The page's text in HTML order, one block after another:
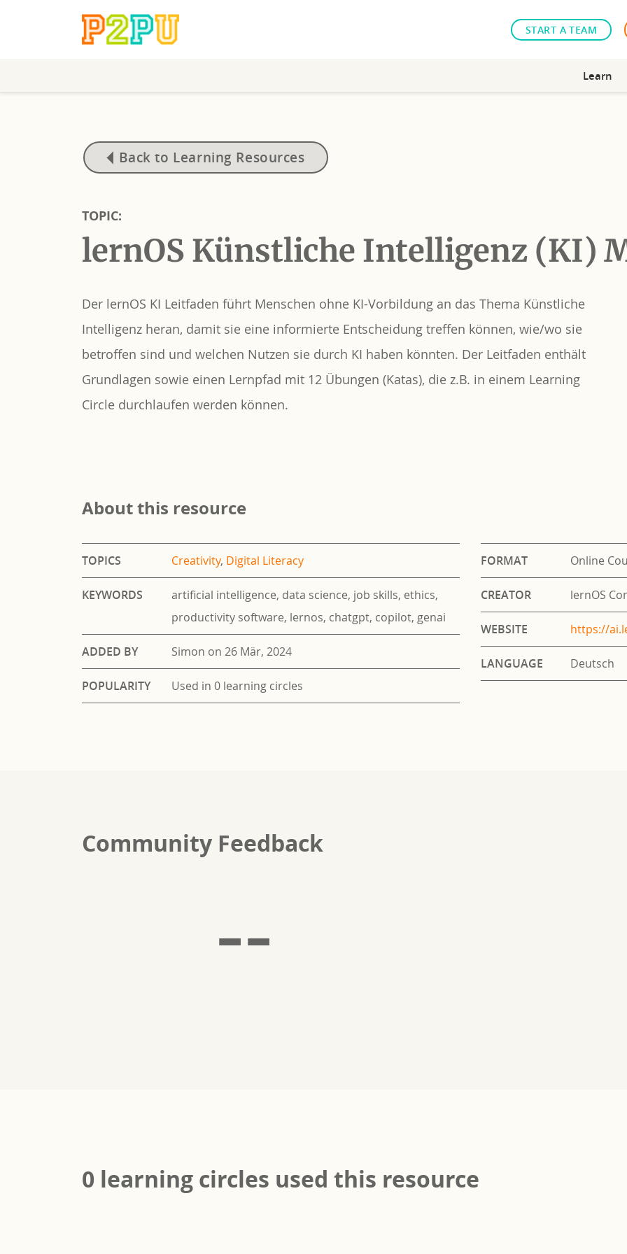
START A TEAM
Learn
Back to Learning Resources
TOPIC:
lernOS Künstliche Intelligenz (KI)
Der lernOS KI Leitfaden führt Menschen ohne KI-Vorbildung an das Thema Künstliche
Intelligenz heran, damit sie eine informierte Entscheidung treffen können, wie/wo sie
betroffen sind und welchen Nutzen sie durch KI haben könnten. Der Leitfaden enthält
Grundlagen sowie einen Lernpfad mit 12 Übungen (Katas), die z.B. in einem Learning
Circle durchlaufen werden können.
About this resource
TOPICS Creativity, Digital Literacy
KEYWORDS
artificial intelligence, data science, job skills, ethics,
productivity software, lernos, chatgpt, copilot, genai
ADDED BY Simon on 26 Mär, 2024
POPULARITY Used in 0 learning circles
FORMAT Online
CREATOR lernOS
WEBSITE https://
LANGUAGE Deutsch
Community Feedback
--
0 learning circles used this resource